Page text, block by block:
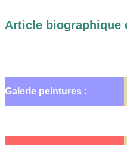
Article biographique
Galerie peintures :